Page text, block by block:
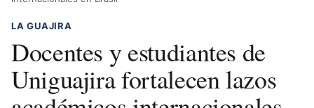
LA GUAJIRA
Docentes y estudiantes de
Uniguajira fortalecen lazos